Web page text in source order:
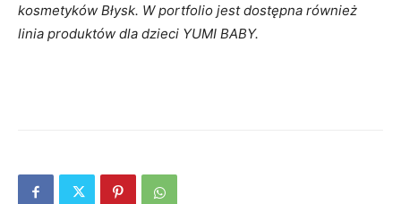
kosmetyków Błysk. W portfolio jest dostępna również
linia produktów dla dzieci YUMI BABY.